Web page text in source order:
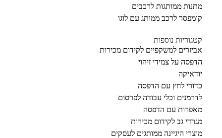
מתנות ממותגות לרכבים
קומפסר לרכב ממותג עם לוגו
קטגוריות נוספות
אביזרים למשקפיים לקידום מכירות
הדפסה על צמידי זיהוי
יודאיקה
כדורי לחץ עם הדפסה
לדרמנים וכלי עבודה לפרסום
מאפרות עם הדפסה
מגרדי גב לקידום מכירות
מוצרי היגיינה ממותגים לעסקים